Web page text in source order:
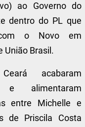
ao Governo do
dentro do PL que
o Novo em
União Brasil.
acabaram
e alimentaram
entre Michelle e
de Priscila Costa